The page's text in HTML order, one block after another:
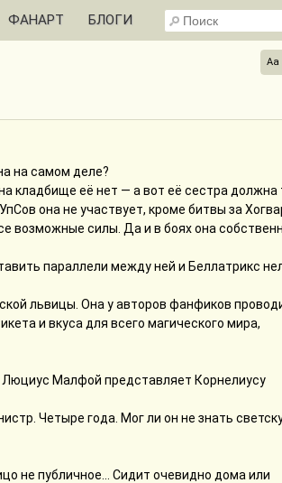
ФАНАРТ БЛОГИ
Aa
на самом деле?
кладбище её нет — а вот её сестра должна
она не участвует, кроме битвы за
возможные силы. Да и в боях она
параллели между ней и Беллатрикс
львицы. Она у авторов фанфиков
и вкуса для всего магического мира,
Люциус Малфой представляет Корнелиусу
Четыре года. Мог ли он не знать
не публичное... Сидит очевидно дома или